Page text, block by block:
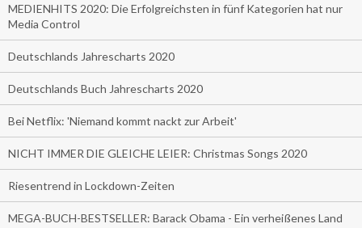
MEDIENHITS 2020: Die Erfolgreichsten in fünf Kategorien hat nur
Media Control
Deutschlands Jahrescharts 2020
Deutschlands Buch Jahrescharts 2020
Bei Netflix: 'Niemand kommt nackt zur Arbeit'
NICHT IMMER DIE GLEICHE LEIER: Christmas Songs 2020
Riesentrend in Lockdown-Zeiten
MEGA-BUCH-BESTSELLER: Barack Obama - Ein verheißenes Land